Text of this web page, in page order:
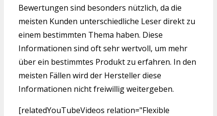
Bewertungen sind besonders nützlich, da die
meisten Kunden unterschiedliche Leser direkt zu
einem bestimmten Thema haben. Diese
Informationen sind oft sehr wertvoll, um mehr
über ein bestimmtes Produkt zu erfahren. In den
meisten Fällen wird der Hersteller diese
Informationen nicht freiwillig weitergeben.
[relatedYouTubeVideos relation="Flexible